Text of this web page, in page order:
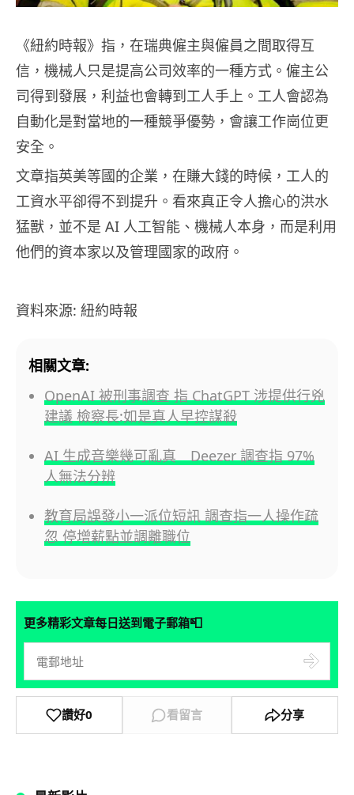
《紐約時報》指，在瑞典僱主與僱員之間取得互
信，機械人只是提高公司效率的一種方式。僱主公
司得到發展，利益也會轉到工人手上。工人會認為
自動化是對當地的一種競爭優勢，會讓工作崗位更
安全。
文章指英美等國的企業，在賺大錢的時候，工人的
工資水平卻得不到提升。看來真正令人擔心的洪水
猛獸，並不是 AI 人工智能、機械人本身，而是利用
他們的資本家以及管理國家的政府。
資料來源: 紐約時報
相關文章:
OpenAI 被刑事調查 指 ChatGPT 涉提供行兇
建議 檢察長:如是真人早控謀殺
AI 生成音樂幾可亂真 Deezer 調查指 97%
人無法分辨
教育局誤發小一派位短訊 調查指一人操作疏
忽 停增薪點並調離職位
更多精彩文章每日送到電子郵箱📮
讚好0 看留言 分享